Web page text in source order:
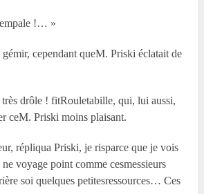
!… »
cependant queM. Priski éclatait de
très drôle ! fitRouletabille, qui, lui aussi,
ceM. Priski moins plaisant.
répliqua Priski, je risparce que je vois
voyage point comme cesmessieurs
soi quelques petitesressources… Ces